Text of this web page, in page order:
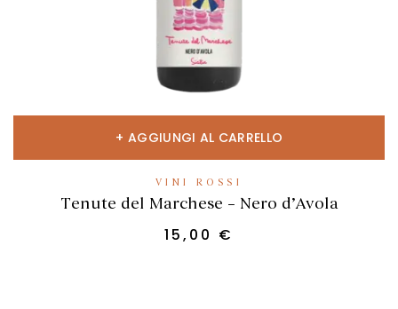
AGGIUNGI AL CARRELLO
VINI ROSSI
Tenute del Marchese – Nero d’Avola
15,00 €